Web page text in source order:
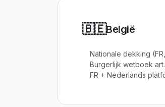
🇧🇪België
Nationale dekking
Burgerlijk wetboek
FR + Nederlands